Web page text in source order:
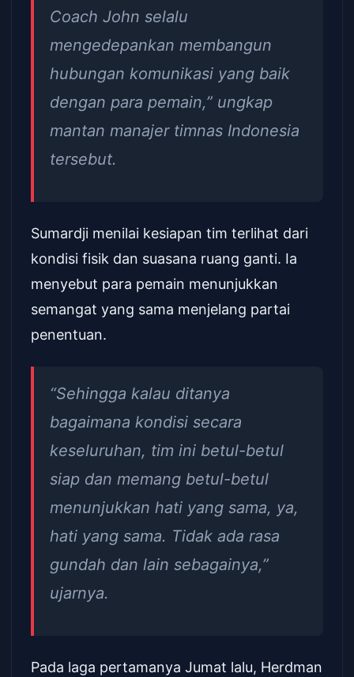
Coach John selalu
mengedepankan membangun
hubungan komunikasi yang baik
dengan para pemain,” ungkap
mantan manajer timnas Indonesia
tersebut.
Sumardji menilai kesiapan tim terlihat dari
kondisi fisik dan suasana ruang ganti. Ia
menyebut para pemain menunjukkan
semangat yang sama menjelang partai
penentuan.
“Sehingga kalau ditanya
bagaimana kondisi secara
keseluruhan, tim ini betul-betul
siap dan memang betul-betul
menunjukkan hati yang sama, ya,
hati yang sama. Tidak ada rasa
gundah dan lain sebagainya,”
ujarnya.
Pada laga pertamanya Jumat lalu, Herdman